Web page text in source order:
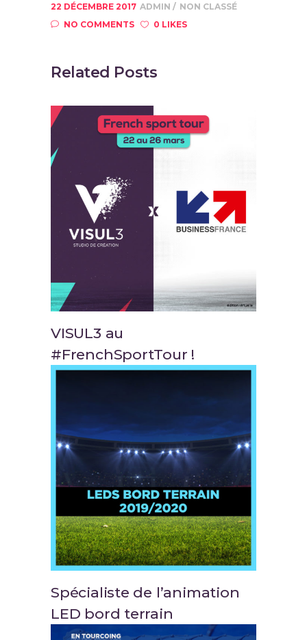
22 DÉCEMBRE 2017 ADMIN
NON CLASSÉ
NO COMMENTS
0 LIKES
Related Posts
VISUL3 au
#FrenchSportTour !
Spécialiste de l’animation
LED bord terrain